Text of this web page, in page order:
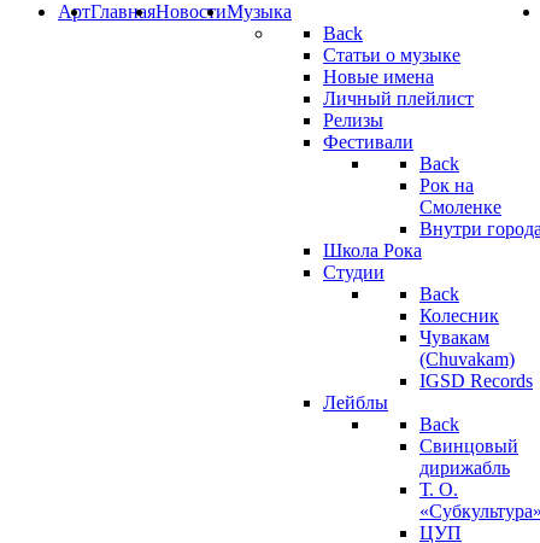
Музыка
Back
Статьи о музыке
Новые имена
Личный плейлист
Релизы
Фестивали
Back
Рок на
Смоленке
Внутри
Школа Рока
Студии
Back
Колесник
Чувакам
(Chuvakam)
IGSD Records
Лейблы
Back
Свинцовый
дирижабль
Т. О.
ЦУП
Новости
Главная
Арт